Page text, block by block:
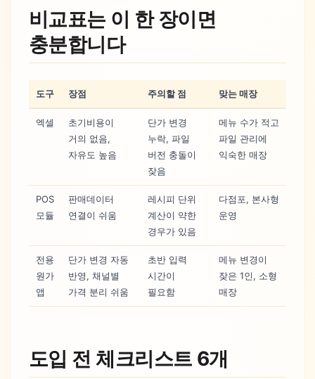
비교표는 이 한 장이면
충분합니다
도구 장점 주의할 점 맞는 매장
엑셀
초기비용이
거의 없음,
자유도 높음
단가 변경
누락, 파일
버전 충돌이
잦음
메뉴 수가 적고
파일 관리에
익숙한 매장
POS
모듈
판매데이터
연결이 쉬움
레시피 단위
계산이 약한
경우가 있음
다점포, 본사형
운영
전용
원가
앱
단가 변경 자동
반영, 채널별
가격 분리 쉬움
초반 입력
시간이
필요함
메뉴 변경이
잦은 1인, 소형
매장
도입 전 체크리스트 6개